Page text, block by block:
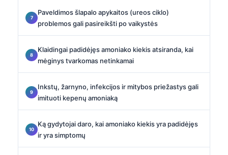
Paveldimos šlapalo apykaitos (ureos ciklo)
problemos gali pasireikšti po vaikystės
Klaidingai padidėjęs amoniako kiekis atsiranda, kai
mėginys tvarkomas netinkamai
Inkstų, žarnyno, infekcijos ir mitybos priežastys gali
imituoti kepenų amoniaką
Ką gydytojai daro, kai amoniako kiekis yra padidėjęs
ir yra simptomų